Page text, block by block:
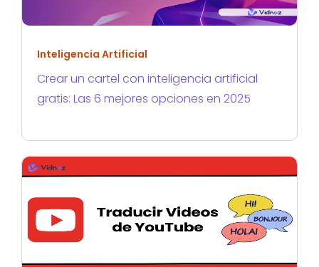
Inteligencia Artificial
Crear un cartel con inteligencia artificial
gratis: Las 6 mejores opciones en 2025